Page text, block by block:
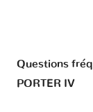
Questions
PORTER IV